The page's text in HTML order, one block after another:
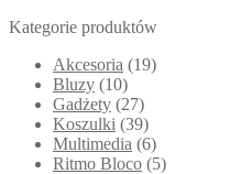
Kategorie produktów
Akcesoria (19)
Bluzy (10)
Gadżety (27)
Koszulki (39)
Multimedia (6)
Ritmo Bloco (5)